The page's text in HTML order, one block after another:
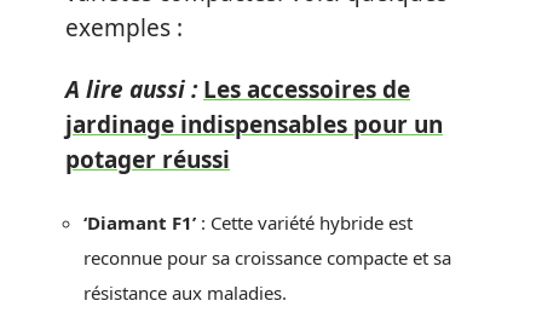
exemples :
A lire aussi : Les accessoires de
jardinage indispensables pour un
potager réussi
‘Diamant F1’ : Cette variété hybride est
reconnue pour sa croissance compacte et sa
résistance aux maladies.